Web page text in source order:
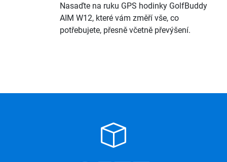
Nasaďte na ruku GPS hodinky GolfBuddy
AIM W12, které vám změří vše, co
potřebujete, přesně včetně převýšení.